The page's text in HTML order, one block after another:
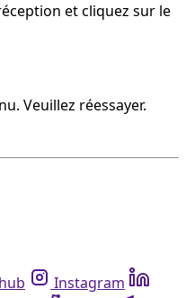
et cliquez sur le
Veuillez réessayer.
Instagram